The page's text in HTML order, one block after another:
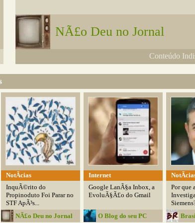
NÃ£o Deu no Jornal
Conteúdo
NotÃ­cias
InquÃ©rito do
Propinoduto Foi Parar no
STF ApÃ³s...
NÃ£o Deu no Jornal
Internet
Google LanÃ§a Inbox, a
EvoluÃ§Ã£o do Gmail
O Blog do seu PC
Por que